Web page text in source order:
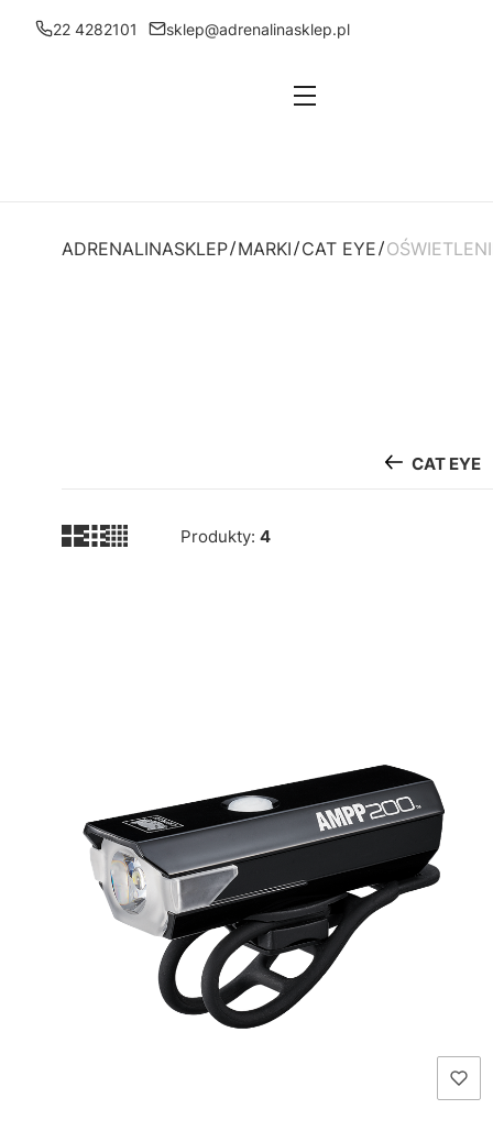
22 4282101 sklep@adrenalinasklep.pl
Menu
ADRENALINASKLEP MARKI CAT EYE
CAT EYE
Produkty: 4